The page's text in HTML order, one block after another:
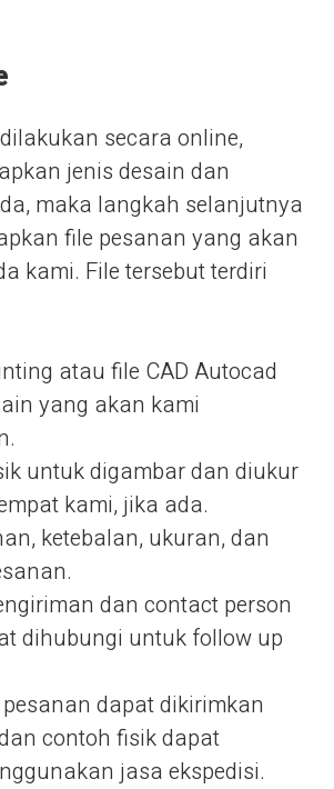
secara online,
jenis desain dan
maka langkah selanjutnya
file pesanan yang akan
kami. File tersebut terdiri
atau file CAD Autocad
yang akan kami
untuk digambar dan diukur
kami, jika ada.
ketebalan, ukuran, dan
dan contact person
dihubungi untuk follow up
dapat dikirimkan
contoh fisik dapat
jasa ekspedisi.